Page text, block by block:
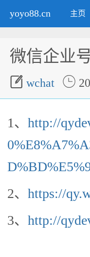
yoyo88.cn 主页
微信企业
 wchat 
1、 http://
2、 https://
3、 http://